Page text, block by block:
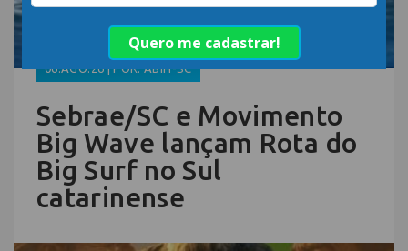
06.AGO.26 | POR: ABIH-SC
Sebrae/SC e Movimento
Big Wave lançam Rota do
Big Surf no Sul
catarinense